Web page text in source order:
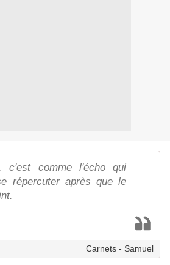
c'est comme l'écho qui
répercuter après que le
Carnets - Samuel